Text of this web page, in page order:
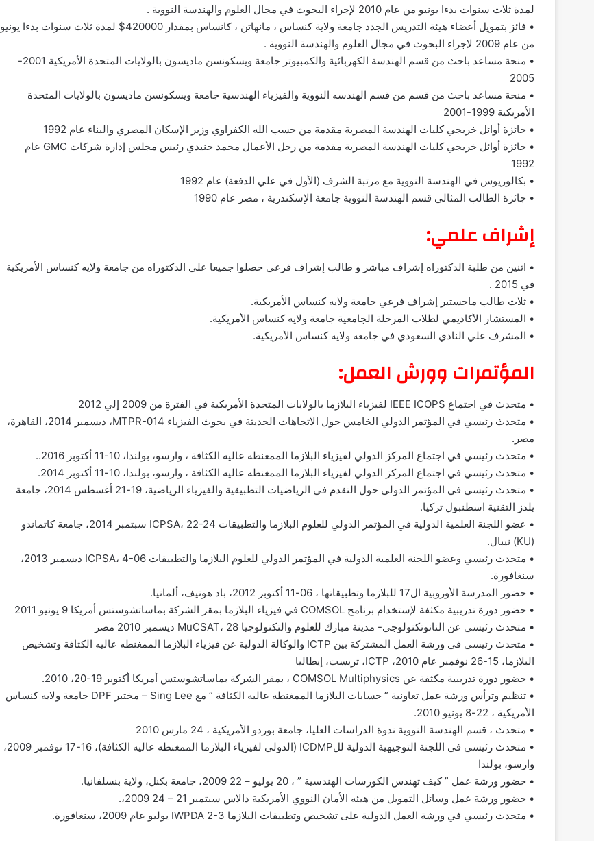
لمدة ثلاث سنوات بدءا يونيو من عام 2010 لإجراء البحوث في مجال العلوم والهندسة النووية .
• فائز بتمويل أعضاء هيئة التدريس الجدد جامعة ولاية كنساس ، مانهاتن ، كانساس بمقدار 420000$ لمدة ثلاث سنوات بدءا يونيو
من عام 2009 لإجراء البحوث في مجال العلوم والهندسة النووية .
• منحة مساعد باحث من قسم الهندسة الكهربائية والكمبيوتر جامعة ويسكونسن ماديسون بالولايات المتحدة الأمريكية 2001-
2005
• منحة مساعد باحث من قسم من قسم الهندسه النووية والفيزياء الهندسية جامعة ويسكونسن ماديسون بالولايات المتحدة
الأمريكية 1999-2001
• جائزة أوائل خريجي كليات الهندسة المصرية مقدمة من حسب الله الكفراوي وزير الإسكان المصري والبناء عام 1992
• جائزة أوائل خريجي كليات الهندسة المصرية مقدمة من رجل الأعمال محمد جنيدي رئيس مجلس إدارة شركات GMC عام
1992
• بكالوريوس في الهندسة النووية مع مرتبة الشرف (الأول في علي الدفعة) عام 1992
• جائزة الطالب المثالي قسم الهندسة النووية جامعة الإسكندرية ، مصر عام 1990
إشراف علمي:
• اثنين من طلبة الدكتوراه إشراف مباشر و طالب إشراف فرعي حصلوا جميعا علي الدكتوراه من جامعة ولايه كنساس الأمريكية
في 2015 .
• ثلاث طالب ماجستير إشراف فرعي جامعة ولايه كنساس الأمريكية.
• المستشار الأكاديمي لطلاب المرحلة الجامعية جامعة ولايه كنساس الأمريكية.
• المشرف علي النادي السعودي في جامعه ولايه كنساس الأمريكية.
المؤتمرات وورش العمل:
• متحدث في اجتماع IEEE ICOPS لفيزياء البلازما بالولايات المتحدة الأمريكية في الفترة من 2009 إلي 2012
• متحدث رئيسي في المؤتمر الدولي الخامس حول الاتجاهات الحديثة في بحوث الفيزياء MTPR-014، ديسمبر 2014، القاهرة،
مصر.
• متحدث رئيسي في اجتماع المركز الدولي لفيزياء البلازما الممغنطه عاليه الكثافة ، وارسو، بولندا، 10-11 أكتوبر 2016..
• متحدث رئيسي في اجتماع المركز الدولي لفيزياء البلازما الممغنطه عاليه الكثافة ، وارسو، بولندا، 10-11 أكتوبر 2014.
• متحدث رئيسي في المؤتمر الدولي حول التقدم في الرياضيات التطبيقية والفيزياء الرياضية، 19-21 أغسطس 2014، جامعة
يلدز التقنية اسطنبول تركيا.
• عضو اللجنة العلمية الدولية في المؤتمر الدولي للعلوم البلازما والتطبيقات ICPSA، 22-24 سبتمبر 2014، جامعة كاتماندو
(KU) نيبال.
• متحدث رئيسي وعضو اللجنة العلمية الدولية في المؤتمر الدولي للعلوم البلازما والتطبيقات ICPSA، 4-06 ديسمبر 2013،
سنغافورة.
• حضور المدرسة الأوروبية ال17 للبلازما وتطبيقاتها ، 06-11 أكتوبر 2012، باد هونيف، ألمانيا.
• حضور دورة تدريبية مكثفة لإستخدام برنامج COMSOL في فيزياء البلازما بمقر الشركة بماساتشوستس أمريكا 9 يونيو 2011
• متحدث رئيسي عن النانوتكنولوجي- مدينة مبارك للعلوم والتكنولوجيا MuCSAT، 28 ديسمبر 2010 مصر
• متحدث رئيسي في ورشة العمل المشتركة بين ICTP والوكالة الدولية عن فيزياء البلازما الممغنطه عاليه الكثافة وتشخيص
البلازما، 15-26 نوفمبر عام 2010، ICTP، تريست، إيطاليا
• حضور دورة تدريبية مكثفة عن COMSOL Multiphysics ، بمقر الشركة بماساتشوستس أمريكا أكتوبر 19-20، 2010.
• تنظيم وترأس ورشة عمل تعاونية ” حسابات البلازما الممغنطه عاليه الكثافة ” مع Sing Lee – مختبر DPF جامعة ولايه كنساس
الأمريكية ، 22-8 يونيو 2010.
• متحدث ، قسم الهندسة النووية ندوة الدراسات العليا، جامعة بوردو الأمريكية ، 24 مارس 2010
• متحدث رئيسي في اللجنة التوجيهية الدولية للICDMP (الدولي لفيزياء البلازما الممغنطه عاليه الكثافة)، 16-17 نوفمبر 2009،
وارسو، بولندا
• حضور ورشة عمل ” كيف تهندس الكورسات الهندسية ” ، 20 يوليو – 22 2009، جامعة بكنل، ولاية بنسلفانيا.
• حضور ورشة عمل وسائل التمويل من هيئه الأمان النووي الأمريكية دالاس سبتمبر 21 – 24 2009،.
• متحدث رئيسي في ورشة العمل الدولية على تشخيص وتطبيقات البلازما IWPDA 2-3 يوليو عام 2009، سنغافورة.